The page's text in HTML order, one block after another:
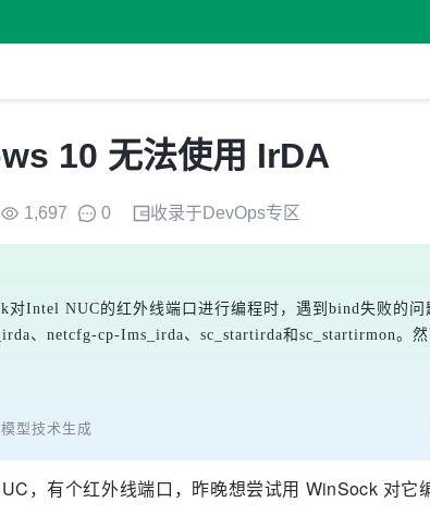
10 无法使用 IrDA
1,697 0 收录于 DevOps专区
对Intel NUC的红外线端口进行编程时，遇到bind失败的
、netcfg-cp-Ims_irda、sc_startirda和sc_startirmon
型技术生成
，有个红外线端口，昨晚想尝试用 WinSock 对